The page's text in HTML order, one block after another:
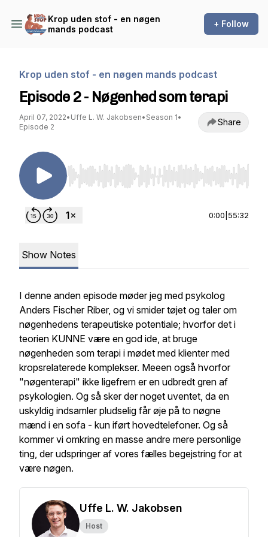
Krop uden stof - en nøgen
mands podcast
+ Follow
Krop uden stof - en nøgen mands podcast
Episode 2 - Nøgenhed som terapi
April 07, 2022• Uffe L. W. Jakobsen• Season 1•
Episode 2
Share
Use Left/Right to seek, Home/End to jump to
0:00 55:32
Show Notes
I denne anden episode møder jeg med psykolog
Anders Fischer Riber, og vi smider tøjet og taler om
nøgenhedens terapeutiske potentiale; hvorfor det i
teorien KUNNE være en god ide, at bruge
nøgenheden som terapi i mødet med klienter med
kropsrelaterede komplekser. Meeen også hvorfor
"nøgenterapi" ikke ligefrem er en udbredt gren af
psykologien. Og så sker der noget uventet, da en
uskyldig indsamler pludselig får øje på to nøgne
mænd i en sofa - kun iført hovedtelefoner. Og så
kommer vi omkring en masse andre mere personlige
ting, der udspringer af vores fælles begejstring for at
være nøgen.
Uffe L. W. Jakobsen
Host